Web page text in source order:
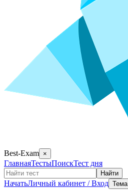
Best-Exam ×
ГлавнаяТестыПоискТест дня
Найти
НачатьЛичный кабинет / Вход Тема